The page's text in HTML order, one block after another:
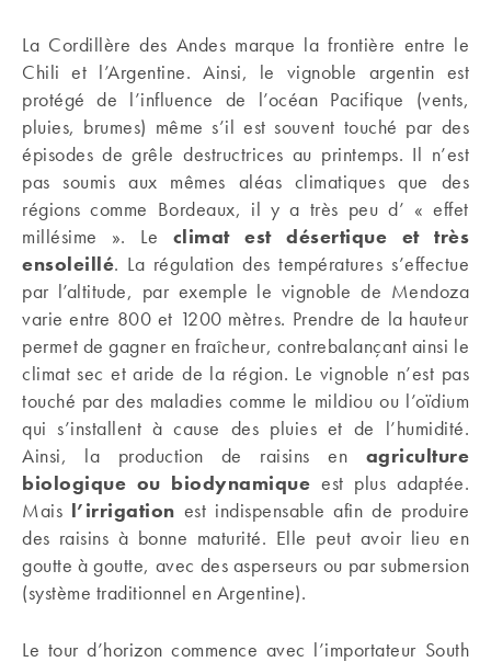
La Cordillère des Andes marque la frontière entre le
Chili et l’Argentine. Ainsi, le vignoble argentin est
protégé de l’influence de l’océan Pacifique (vents,
pluies, brumes) même s’il est souvent touché par des
épisodes de grêle destructrices au printemps. Il n’est
pas soumis aux mêmes aléas climatiques que des
régions comme Bordeaux, il y a très peu d’ « effet
millésime ». Le climat est désertique et très
ensoleillé. La régulation des températures s’effectue
par l’altitude, par exemple le vignoble de Mendoza
varie entre 800 et 1200 mètres. Prendre de la hauteur
permet de gagner en fraîcheur, contrebalançant ainsi le
climat sec et aride de la région. Le vignoble n’est pas
touché par des maladies comme le mildiou ou l’oïdium
qui s’installent à cause des pluies et de l’humidité.
Ainsi, la production de raisins en agriculture
biologique ou biodynamique est plus adaptée.
Mais l’irrigation est indispensable afin de produire
des raisins à bonne maturité. Elle peut avoir lieu en
goutte à goutte, avec des asperseurs ou par submersion
(système traditionnel en Argentine).
Le tour d’horizon commence avec l’importateur South